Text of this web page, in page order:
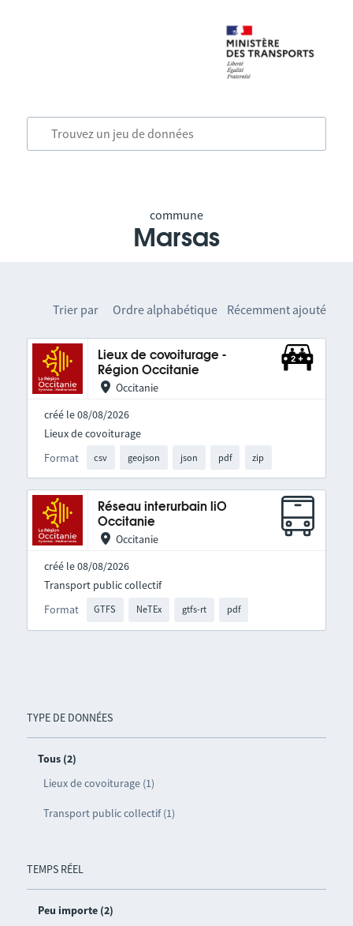
commune
Marsas
TYPE DE DONNÉES
Tous (2)
Lieux de covoiturage (1)
Transport public collectif (1)
TEMPS RÉEL
Peu importe (2)
Trier par Ordre alphabétique Récemment ajouté
Lieux de covoiturage -
Région Occitanie
Occitanie
créé le 08/08/2026
Format csv geojson json pdf zip
Lieux de covoiturage
Réseau interurbain liO
Occitanie
Occitanie
créé le 08/08/2026
Format GTFS NeTEx gtfs-rt pdf
Transport public collectif